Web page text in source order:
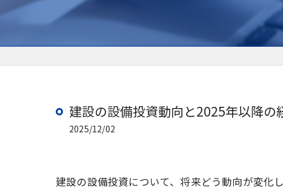
建設の設備投資動向と2025年以降の
2025/12/02
建設の設備投資について、将来どう動向が変化